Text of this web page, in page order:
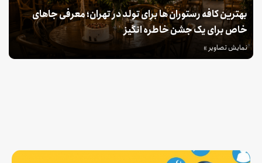
بهترین کافه رستوران ها برای تولد در تهران؛ معرفی جاهای
خاص برای یک جشن خاطره انگیز
نمایش تصاویر »